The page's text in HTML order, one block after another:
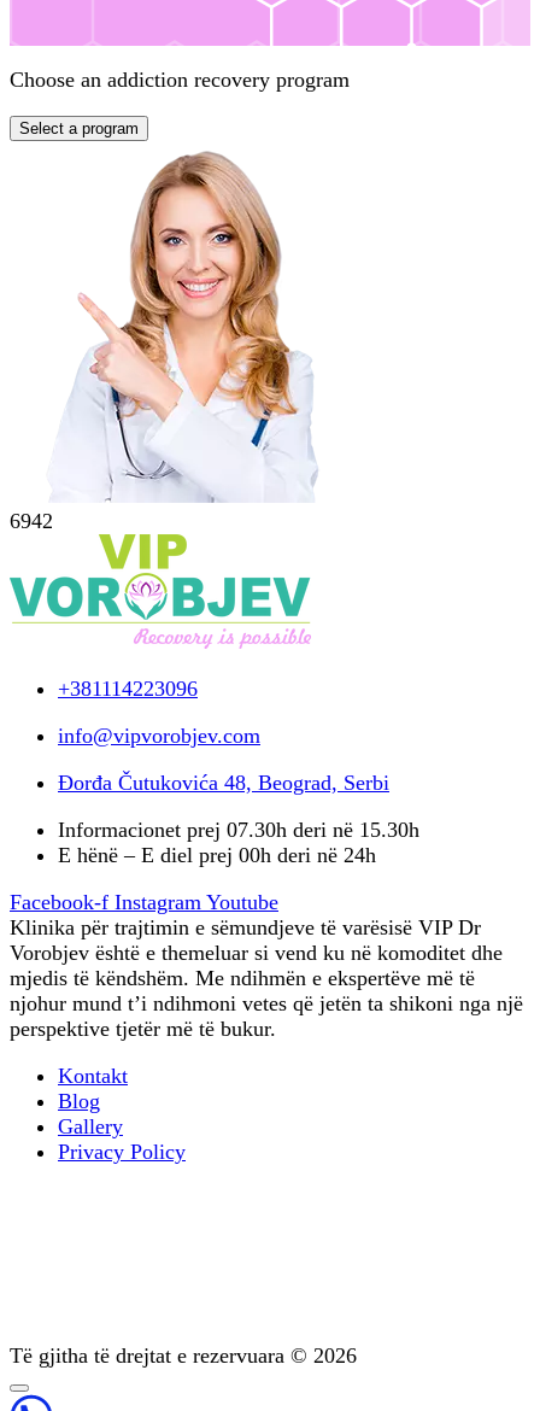
Choose an addiction recovery program
Select a program
6942
+381114223096
info@vipvorobjev.com
Đorđa Čutukovića 48, Beograd, Serbi
Informacionet prej 07.30h deri në 15.30h
E hënë – E diel prej 00h deri në 24h
Facebook-f Instagram Youtube
Klinika për trajtimin e sëmundjeve të varësisë VIP Dr
Vorobjev është e themeluar si vend ku në komoditet dhe
mjedis të këndshëm. Me ndihmën e ekspertëve më të
njohur mund t’i ndihmoni vetes që jetën ta shikoni nga një
perspektive tjetër më të bukur.
Kontakt
Blog
Gallery
Privacy Policy
Të gjitha të drejtat e rezervuara © 2026